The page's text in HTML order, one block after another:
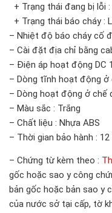
+ Trạng thái đang bị lỗi
+ Trạng thái báo cháy :
– Nhiệt độ báo cháy cố
– Cài đặt địa chỉ bằng
– Điện áp hoạt động DC
– Dòng tĩnh hoạt động ở
– Dòng hoạt động ở chế
– Màu sắc : Trắng
– Chất liệu : Nhựa ABS
– Thời gian bảo hành :
– Chứng từ kèm theo :
gốc hoặc sao y công
bản gốc hoặc bản sao y
của nước sở tại cấp, tờ